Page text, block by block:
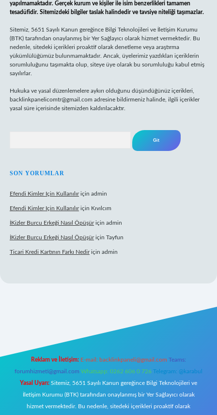
yapılmamaktadır. Gerçek kurum ve kişiler ile isim benzerlikleri tamamen
tesadüfidir. Sitemizdeki bilgiler taslak halindedir ve tavsiye niteliği taşımazlar.
Sitemiz, 5651 Sayılı Kanun gereğince Bilgi Teknolojileri ve İletişim Kurumu
(BTK) tarafından onaylanmış bir Yer Sağlayıcı olarak hizmet vermektedir. Bu
nedenle, sitedeki içerikleri proaktif olarak denetleme veya araştırma
yükümlülüğümüz bulunmamaktadır. Ancak, üyelerimiz yazdıkları içeriklerin
sorumluluğunu taşımakta olup, siteye üye olarak bu sorumluluğu kabul etmiş
sayılırlar.
Hukuka ve yasal düzenlemelere aykırı olduğunu düşündüğünüz içerikleri,
backlinkpanelicomtr@gmail.com adresine bildirmeniz halinde, ilgili içerikler
yasal süre içerisinde sitemizden kaldırılacaktır.
SON YORUMLAR
Efendi Kimler Için Kullanılıriçin admin
Efendi Kimler Için Kullanılıriçin Kıvılcım
İKizler Burcu Erkeği Nasıl Öpüşüriçin admin
İKizler Burcu Erkeği Nasıl Öpüşüriçin Tayfun
Ticari Kredi Kartının Farkı Nediriçin admin
Reklam ve İletişim: E-mail: backlinkpaneli@gmail.com Teams:
forumhizmeti@gmail.com Whatsapp: 0262 606 0 726 Telegram: @karabul
Yasal Uyarı: Sitemiz, 5651 Sayılı Kanun gereğince Bilgi Teknolojileri ve
İletişim Kurumu (BTK) tarafından onaylanmış bir Yer Sağlayıcı olarak
hizmet vermektedir. Bu nedenle, sitedeki içerikleri proaktif olarak